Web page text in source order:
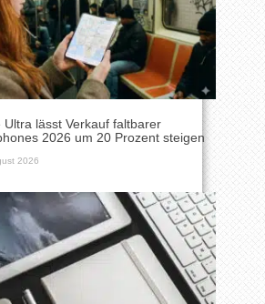
Ultra lässt Verkauf faltbarer
2026 um 20 Prozent steigen
2026